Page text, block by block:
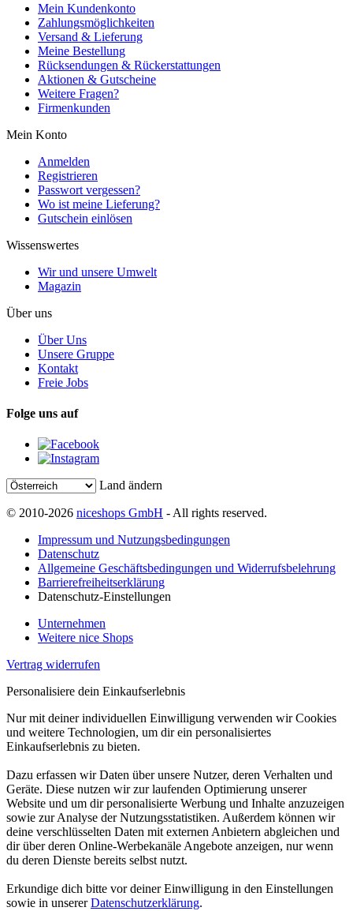
Mein Kundenkonto
Zahlungsmöglichkeiten
Versand & Lieferung
Meine Bestellung
Rücksendungen & Rückerstattungen
Aktionen & Gutscheine
Weitere Fragen?
Firmenkunden
Mein Konto
Anmelden
Registrieren
Passwort vergessen?
Wo ist meine Lieferung?
Gutschein einlösen
Wissenswertes
Wir und unsere Umwelt
Magazin
Über uns
Über Uns
Unsere Gruppe
Kontakt
Freie Jobs
Folge uns auf
Land ändern
© 2010-2026 niceshops GmbH - All rights reserved.
Impressum und Nutzungsbedingungen
Datenschutz
Allgemeine Geschäftsbedingungen und Widerrufsbelehrung
Barrierefreiheitserklärung
Datenschutz-Einstellungen
Unternehmen
Weitere nice Shops
Vertrag widerrufen
Personalisiere dein Einkaufserlebnis
Nur mit deiner individuellen Einwilligung verwenden wir Cookies
und weitere Technologien, um dir ein personalisiertes
Einkaufserlebnis zu bieten.
Dazu erfassen wir Daten über unsere Nutzer, deren Verhalten und
Geräte. Diese nutzen wir zur laufenden Optimierung unserer
Website und um dir personalisierte Werbung und Inhalte anzuzeigen
sowie zur Analyse der Nutzungsstatistiken. Außerdem können wir
deine verschlüsselten Daten mit externen Anbietern abgleichen und
dir über deren Online-Werbekanäle Angebote anzeigen, nur wenn
du deren Dienste bereits selbst nutzt.
Erkundige dich bitte vor deiner Einwilligung in den Einstellungen
sowie in unsererDatenschutzerklärung.